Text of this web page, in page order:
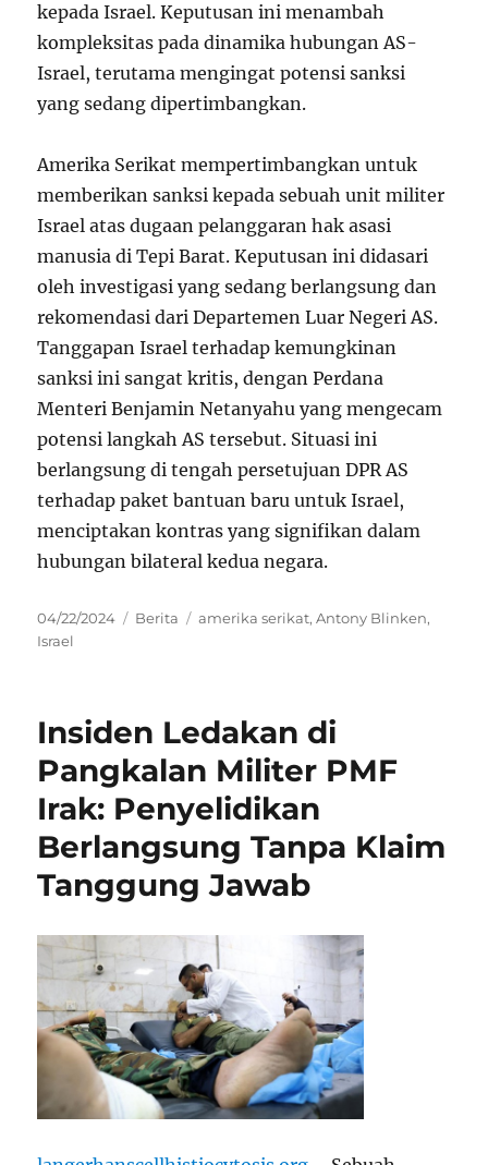
kepada Israel. Keputusan ini menambah
kompleksitas pada dinamika hubungan AS-
Israel, terutama mengingat potensi sanksi
yang sedang dipertimbangkan.
Amerika Serikat mempertimbangkan untuk
memberikan sanksi kepada sebuah unit militer
Israel atas dugaan pelanggaran hak asasi
manusia di Tepi Barat. Keputusan ini didasari
oleh investigasi yang sedang berlangsung dan
rekomendasi dari Departemen Luar Negeri AS.
Tanggapan Israel terhadap kemungkinan
sanksi ini sangat kritis, dengan Perdana
Menteri Benjamin Netanyahu yang mengecam
potensi langkah AS tersebut. Situasi ini
berlangsung di tengah persetujuan DPR AS
terhadap paket bantuan baru untuk Israel,
menciptakan kontras yang signifikan dalam
hubungan bilateral kedua negara.
Posted
on
04/22/2024 Categories
Berita Tags
amerika serikat,Antony Blinken,
Israel
Insiden Ledakan di
Pangkalan Militer PMF
Irak: Penyelidikan
Berlangsung Tanpa Klaim
Tanggung Jawab